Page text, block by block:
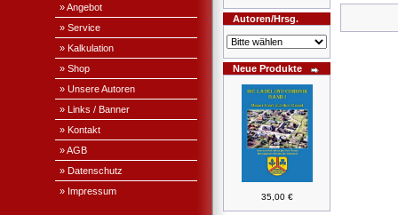
» Angebot
» Service
» Kalkulation
» Shop
» Unsere Autoren
» Links / Banner
» Kontakt
» AGB
» Datenschutz
» Impressum
Autoren/Hrsg.
Neue Produkte
35,00 €